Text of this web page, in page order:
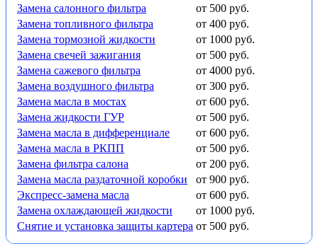
Замена салонного фильтра
от 500 руб.
Замена топливного фильтра
от 400 руб.
Замена тормозной жидкости
от 1000 руб.
Замена свечей зажигания
от 500 руб.
Замена сажевого фильтра
от 4000 руб.
Замена воздушного фильтра
от 300 руб.
Замена масла в мостах
от 600 руб.
Замена жидкости ГУР
от 500 руб.
Замена масла в дифференциале
от 600 руб.
Замена масла в РКПП
от 500 руб.
Замена фильтра салона
от 200 руб.
Замена масла раздаточной коробки
от 900 руб.
Экспресс-замена масла
от 600 руб.
Замена охлаждающей жидкости
от 1000 руб.
Снятие и установка защиты картера от 500 руб.